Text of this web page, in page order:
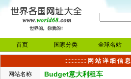
首页 国家分类 全球名站
::::::::::::::: 网 站 详 细 信 息
网站名称
Budget意大利租车